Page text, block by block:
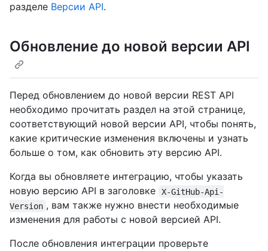
разделе Версии API.
Обновление до новой версии API
Перед обновлением до новой версии REST API
необходимо прочитать раздел на этой странице,
соответствующий новой версии API, чтобы понять,
какие критические изменения включены и узнать
больше о том, как обновить эту версию API.
Когда вы обновляете интеграцию, чтобы указать
новую версию API в заголовке
X-GitHub-Api-
Version , вам также нужно внести необходимые
изменения для работы с новой версией API.
После обновления интеграции проверьте